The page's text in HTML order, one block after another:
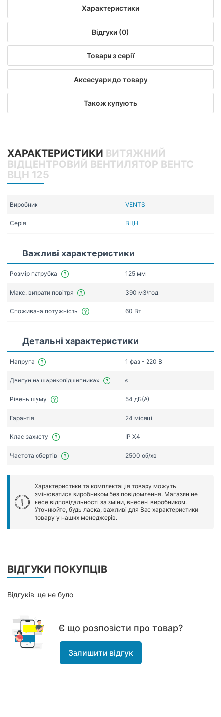
Характеристики
Відгуки (0)
Товари з серії
Аксесуари до товару
Також купують
ХАРАКТЕРИСТИКИ ВИТЯЖНИЙ
ВІДЦЕНТРОВИЙ ВЕНТИЛЯТОР ВЕНТС
ВЦН 125
Виробник VENTS
Серія ВЦН
Важливі характеристики
Розмір патрубка 125 мм
Макс. витрати повітря 390 мЗ/год
Споживана потужність 60 Вт
Детальні характеристики
Напруга 1 фаз - 220 В
Двигун на шарикопідшипниках є
Рівень шуму 54 дБ(А)
Гарантія 24 місяці
Клас захисту IP X4
Частота обертів 2500 об/хв
Характеристики та комплектація товару можуть
змінюватися виробником без повідомлення. Магазин не
несе відповідальності за зміни, внесені виробником.
Уточнюйте, будь ласка, важливі для Вас характеристики
товару у наших менеджерів.
ВІДГУКИ ПОКУПЦІВ
Відгуків ще не було.
Є що розповісти про товар?
Залишити відгук